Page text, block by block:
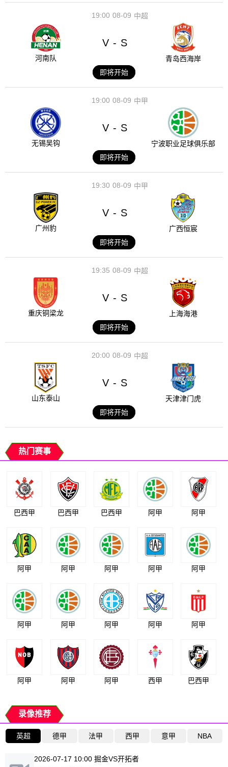
08-09
19:00 中超
河南队
V - S
青岛西海岸
即将开始
08-09
19:00 中甲
无锡吴钩
V - S
宁波职业足球俱乐部
即将开始
08-09
19:30 中甲
广州豹
V - S
广西恒宸
即将开始
08-09
19:35 中超
重庆铜梁龙
V - S
上海海港
即将开始
08-09
20:00 中超
山东泰山
V - S
天津津门虎
即将开始
热门赛事
巴西甲 巴西甲 巴西甲 阿甲 阿甲
阿甲 阿甲 阿甲 阿甲 阿甲
阿甲 阿甲 阿甲 阿甲 阿甲
阿甲 阿甲 阿甲 西甲 巴西甲
录像推荐
英超 德甲 法甲 西甲 意甲 NBA
2026-07-17 10:00 掘金VS开拓者